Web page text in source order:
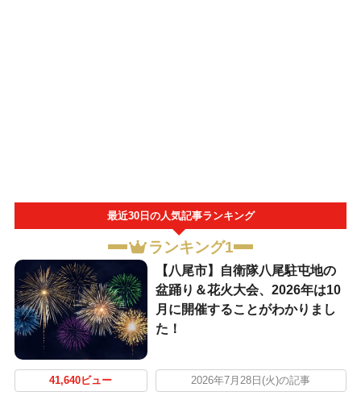
最近30日の人気記事ランキング
ランキング1
【八尾市】自衛隊八尾駐屯地の
盆踊り＆花火大会、2026年は10
月に開催することがわかりまし
た！
41,640ビュー 2026年7月28日(火)の記事